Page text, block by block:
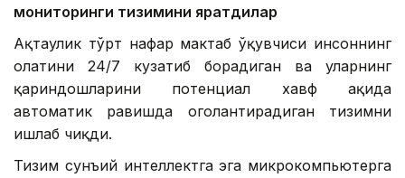
мониторинги тизимини яратдилар
Ақтаулик тўрт нафар мактаб ўқувчиси инсоннинг
ҳолатини 24/7 кузатиб борадиган ва уларнинг
қариндошларини потенциал хавф ҳақида
автоматик равишда огоҳлантирадиган тизимни
ишлаб чиқди.
Тизим сунъий интеллектга эга микрокомпьютерга